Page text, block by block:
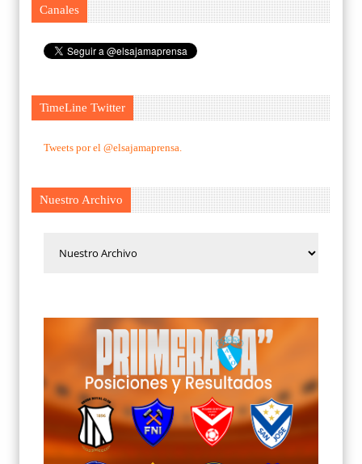
Canales
TimeLine Twitter
Tweets por el @elsajamaprensa.
Nuestro Archivo